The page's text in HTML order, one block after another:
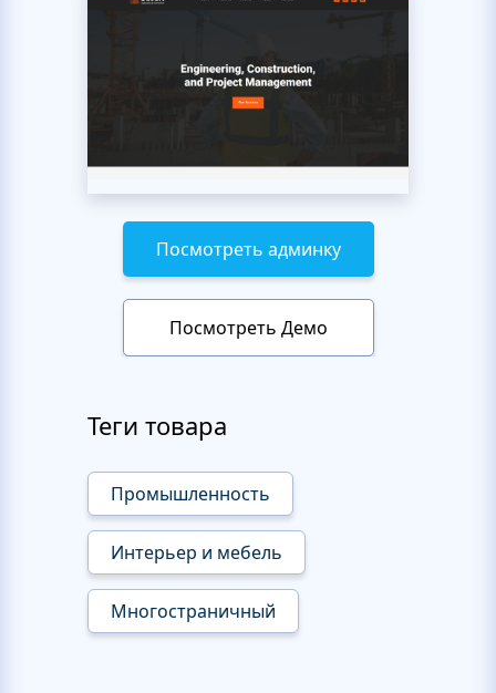
Посмотреть админку
Посмотреть Демо
Теги товара
Промышленность
Интерьер и мебель
Многостраничный